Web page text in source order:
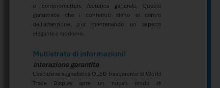
o compromettere l’estetica generale. Questo
garantisce che i contenuti siano al centro
dell’attenzione, pur mantenendo un aspetto
elegante e moderno.
Multistrato di informazioni!
Interazione garantita
L’esclusiva segnaletica OLED trasparente di World
Trade Display apre un nuovo modo di